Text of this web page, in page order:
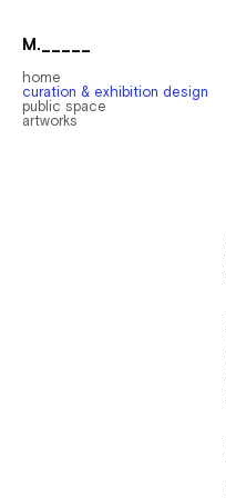
M._____
home
curation & exhibition design
public space
artworks